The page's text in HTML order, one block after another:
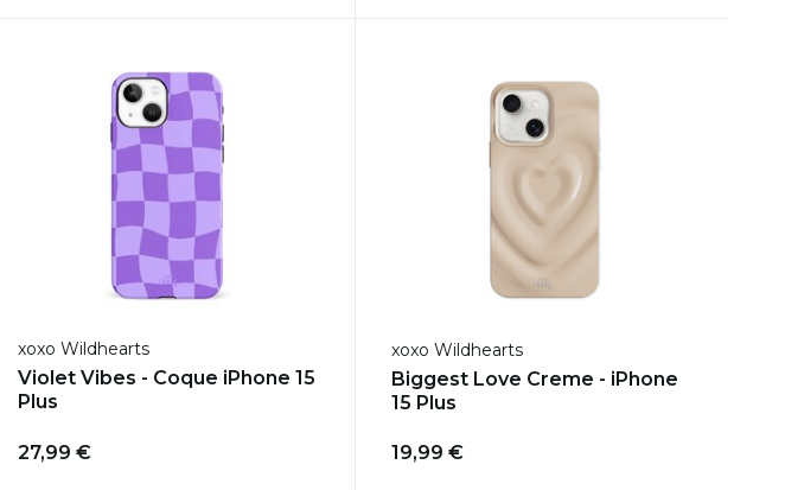
xoxo Wildhearts
Violet Vibes - Coque iPhone 15
Plus
27,99 €
xoxo Wildhearts
Biggest Love Creme - iPhone
15 Plus
19,99 €